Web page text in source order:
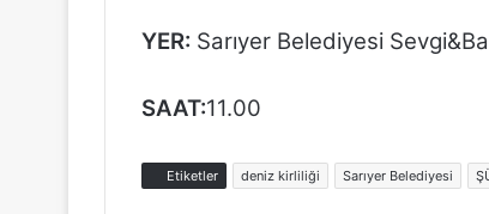
YER: Sarıyer Belediyesi
SAAT:11.00
Etiketler deniz kirliliği Sarıyer Belediyesi